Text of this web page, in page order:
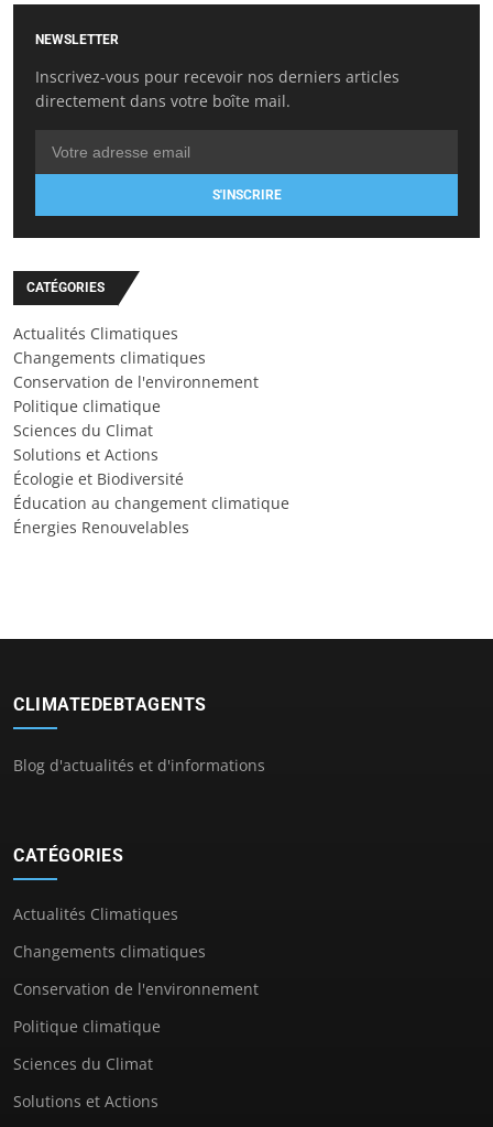
NEWSLETTER
Inscrivez-vous pour recevoir nos derniers articles
directement dans votre boîte mail.
S'INSCRIRE
CATÉGORIES
Actualités Climatiques
Changements climatiques
Conservation de l'environnement
Politique climatique
Sciences du Climat
Solutions et Actions
Écologie et Biodiversité
Éducation au changement climatique
Énergies Renouvelables
CLIMATEDEBTAGENTS
Blog d'actualités et d'informations
CATÉGORIES
Actualités Climatiques
Changements climatiques
Conservation de l'environnement
Politique climatique
Sciences du Climat
Solutions et Actions